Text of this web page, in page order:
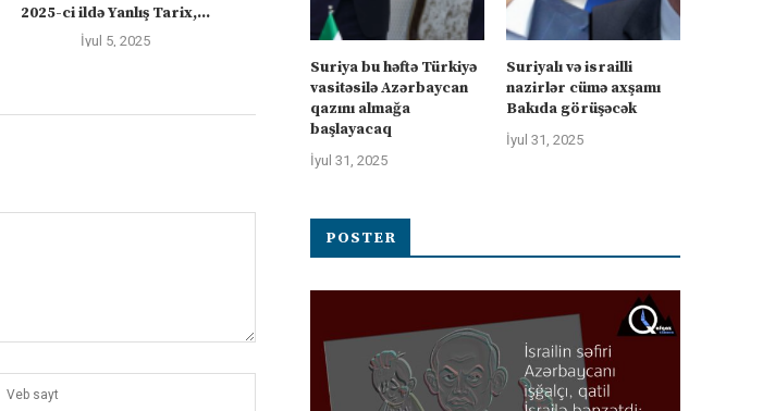
2025-ci ildə Yanlış Tarix,...
İyul 5, 2025
atır –...
İyul 4, 2025
atır –...
İyul 4, 2025
Suriya bu həftə Türkiyə
vasitəsilə Azərbaycan
qazını almağa
başlayacaq
İyul 31, 2025
Suriyalı və israilli
nazirlər cümə axşamı
Bakıda görüşəcək
İyul 31, 2025
POSTER